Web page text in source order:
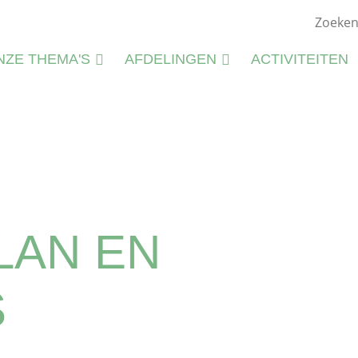
THEMA'S AFDELINGEN ACTIVITEITEN
EN